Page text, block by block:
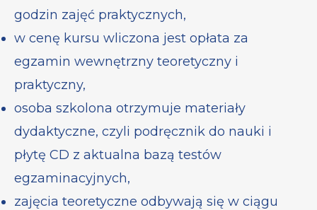
godzin zajęć praktycznych,
w cenę kursu wliczona jest opłata za
egzamin wewnętrzny teoretyczny i
praktyczny,
osoba szkolona otrzymuje materiały
dydaktyczne, czyli podręcznik do nauki i
płytę CD z aktualna bazą testów
egzaminacyjnych,
zajęcia teoretyczne odbywają się w ciągu